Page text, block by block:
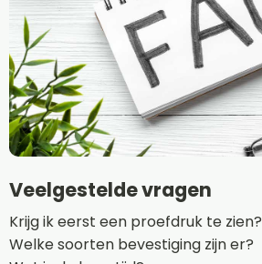
Veelgestelde vragen
Krijg ik eerst een proefdruk te zien?
Welke soorten bevestiging zijn er?